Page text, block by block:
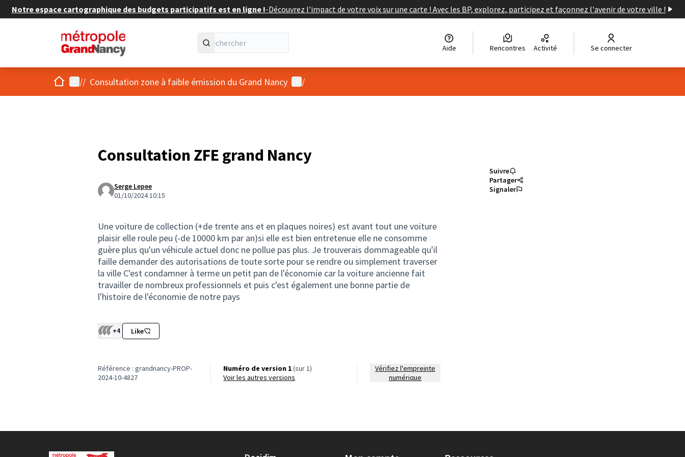
Notre espace cartographique des budgets participatifs est en ligne !-Découvrez l'impact de votre voix sur une carte ! Avec les BP, explorez, participez et façonnez l'avenir de votre ville !
Aide Rencontres Activité Se connecter
AccueilMenu principal
// Consultation zone à faible émission du Grand Nancy Menu utilisateur
/
Consultation ZFE grand Nancy
Serge Lepee
01/10/2024 10:15
Une voiture de collection (+de trente ans et en plaques noires) est avant tout une voiture
plaisir elle roule peu (-de 10000 km par an)si elle est bien entretenue elle ne consomme
guère plus qu'un véhicule actuel donc ne pollue pas plus. Je trouverais dommageable qu'il
faille demander des autorisations de toute sorte pour se rendre ou simplement traverser
la ville C'est condamner à terme un petit pan de l'économie car la voiture ancienne fait
travailler de nombreux professionnels et puis c'est également une bonne partie de
l'histoire de l'économie de notre pays
+4 Like
Suivre
Partager
Signaler
Référence : grandnancy-PROP-
2024-10-4827
Numéro de version 1(sur 1)
voir les autres versions
Vérifiez l'empreinte
numérique